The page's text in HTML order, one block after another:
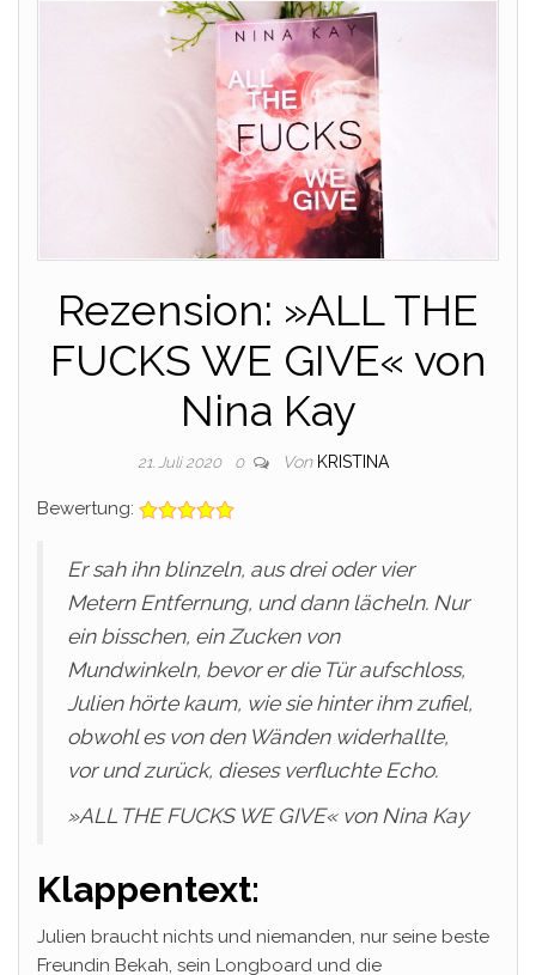
Rezension: »ALL THE
FUCKS WE GIVE« von
Nina Kay
21. Juli 2020 0 Von KRISTINA
Bewertung:
Er sah ihn blinzeln, aus drei oder vier
Metern Entfernung, und dann lächeln. Nur
ein bisschen, ein Zucken von
Mundwinkeln, bevor er die Tür aufschloss,
Julien hörte kaum, wie sie hinter ihm zufiel,
obwohl es von den Wänden widerhallte,
vor und zurück, dieses verfluchte Echo.
»ALL THE FUCKS WE GIVE« von Nina Kay
Klappentext:
Julien braucht nichts und niemanden, nur seine beste
Freundin Bekah, sein Longboard und die